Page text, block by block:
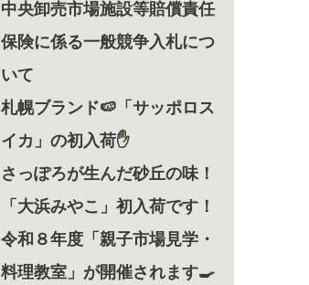
中央卸売市場施設等賠償責任
保険に係る一般競争入札につ
いて
札幌ブランド🍉「サッポロス
イカ」の初入荷✋
さっぽろが生んだ砂丘の味！
「大浜みやこ」初入荷です！
令和８年度「親子市場見学・
料理教室」が開催されます🍳